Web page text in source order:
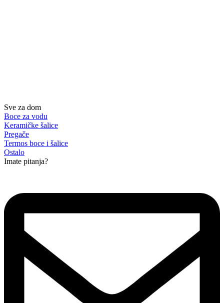
Sve za dom
Boce za vodu
Keramičke šalice
Pregače
Termos boce i šalice
Ostalo
Imate pitanja?